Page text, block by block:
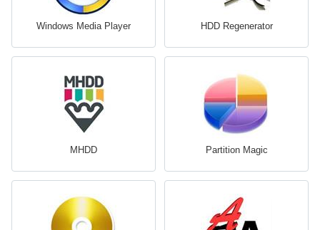
Windows Media Player HDD Regenerator
MHDD Partition Magic